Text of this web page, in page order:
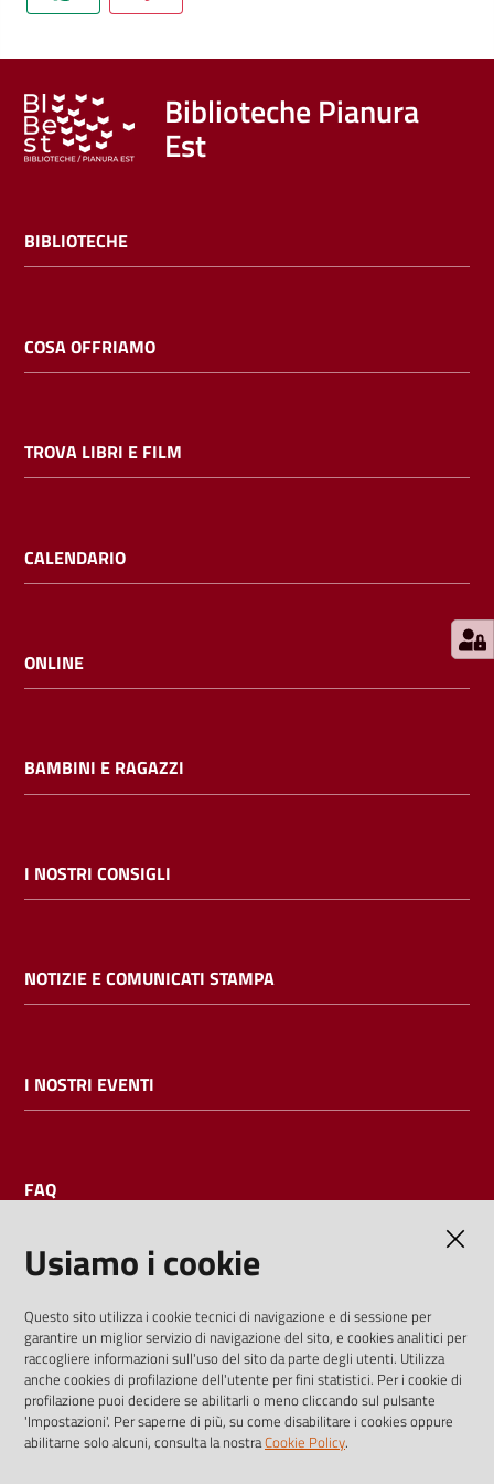
e
Calendario
Online
ragazzi
i
l
Cerca nei
cataloghi
Chiedi al
Biblioteche Pianura
Est
BIBLIOTECHE
COSA OFFRIAMO
TROVA LIBRI E FILM
CALENDARIO
ONLINE
BAMBINI E RAGAZZI
I NOSTRI CONSIGLI
NOTIZIE E COMUNICATI STAMPA
I NOSTRI EVENTI
FAQ
I dati personali pubblicati sono riutilizzabili solo alle condizioni
previste dalla direttiva comunitaria 2003/98/CE e dal d.lgs.
36/2006
Usiamo i cookie
Questo sito utilizza i cookie tecnici di navigazione e di sessione per
garantire un miglior servizio di navigazione del sito, e cookies analitici per
raccogliere informazioni sull'uso del sito da parte degli utenti. Utilizza
anche cookies di profilazione dell'utente per fini statistici. Per i cookie di
profilazione puoi decidere se abilitarli o meno cliccando sul pulsante
'Impostazioni'. Per saperne di più, su come disabilitare i cookies oppure
abilitarne solo alcuni, consulta la nostraCookie Policy.